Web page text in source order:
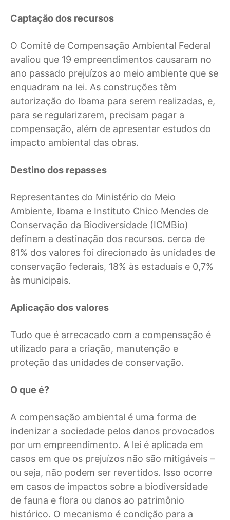
Captação dos recursos
O Comitê de Compensação Ambiental Federal
avaliou que 19 empreendimentos causaram no
ano passado prejuízos ao meio ambiente que se
enquadram na lei. As construções têm
autorização do Ibama para serem realizadas, e,
para se regularizarem, precisam pagar a
compensação, além de apresentar estudos do
impacto ambiental das obras.
Destino dos repasses
Representantes do Ministério do Meio
Ambiente, Ibama e Instituto Chico Mendes de
Conservação da Biodiversidade (ICMBio)
definem a destinação dos recursos. cerca de
81% dos valores foi direcionado às unidades de
conservação federais, 18% às estaduais e 0,7%
às municipais.
Aplicação dos valores
Tudo que é arrecacado com a compensação é
utilizado para a criação, manutenção e
proteção das unidades de conservação.
O que é?
A compensação ambiental é uma forma de
indenizar a sociedade pelos danos provocados
por um empreendimento. A lei é aplicada em
casos em que os prejuízos não são mitigáveis –
ou seja, não podem ser revertidos. Isso ocorre
em casos de impactos sobre a biodiversidade
de fauna e flora ou danos ao patrimônio
histórico. O mecanismo é condição para a